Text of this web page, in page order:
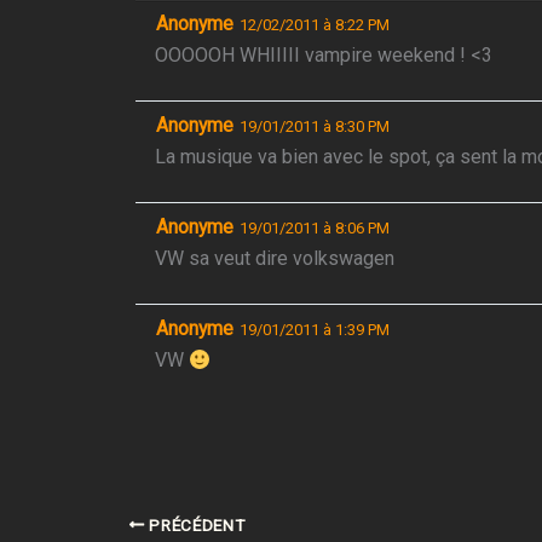
Anonyme 12/02/2011 à 8:22 PM
OOOOOH WHIIIII vampire weekend ! <3
Anonyme 19/01/2011 à 8:30 PM
La musique va bien avec le spot, ça sent la
Anonyme 19/01/2011 à 8:06 PM
VW sa veut dire volkswagen
Anonyme 19/01/2011 à 1:39 PM
VW
PRÉCÉDENT